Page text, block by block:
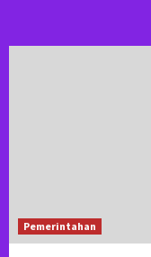
Pemerintahan